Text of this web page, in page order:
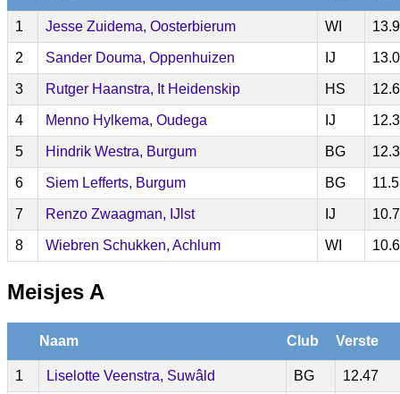
1 Jesse Zuidema, Oosterbierum WI
2 Sander Douma, Oppenhuizen IJ
3 Rutger Haanstra, It Heidenskip HS
4 Menno Hylkema, Oudega IJ
5 Hindrik Westra, Burgum BG
6 Siem Lefferts, Burgum BG
7 Renzo Zwaagman, IJlst IJ
8 Wiebren Schukken, Achlum WI
Meisjes A
Naam Club Verste
1 Liselotte Veenstra, Suwâld BG 12.47